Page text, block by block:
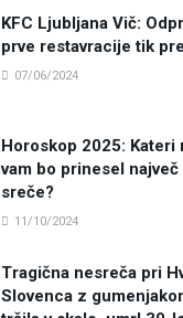
KFC Ljubljana Vič:
prve restavracije tik
07/06/2024
Horoskop 2025: Kateri
vam bo prinesel največ
sreče?
11/10/2024
Tragična nesreča pri
Slovenca z